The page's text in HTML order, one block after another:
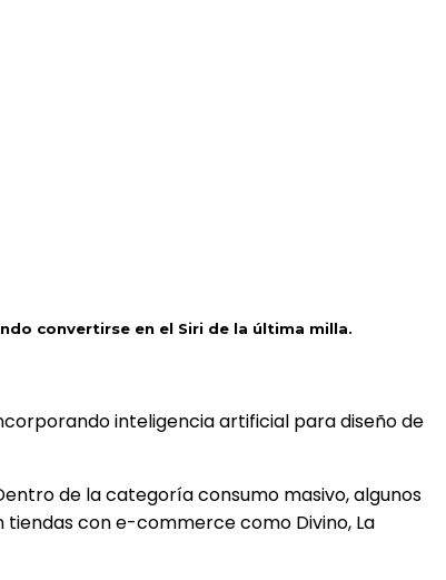
convertirse en el Siri de la última milla.
inteligencia artificial para diseño de
de la categoría consumo masivo, algunos
tiendas con e-commerce como Divino, La